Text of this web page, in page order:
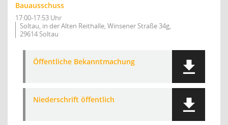
Bauausschuss
17:00-17:53 Uhr
Soltau, in der Alten Reithalle, Winsener Straße 34g,
29614 Soltau
Öffentliche Bekanntmachung
Niederschrift öffentlich